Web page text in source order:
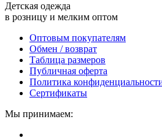
Детская одежда
в розницу и мелким оптом
Оптовым покупателям
Обмен / возврат
Таблица размеров
Публичная оферта
Политика
Сертификаты
Мы принимаем: